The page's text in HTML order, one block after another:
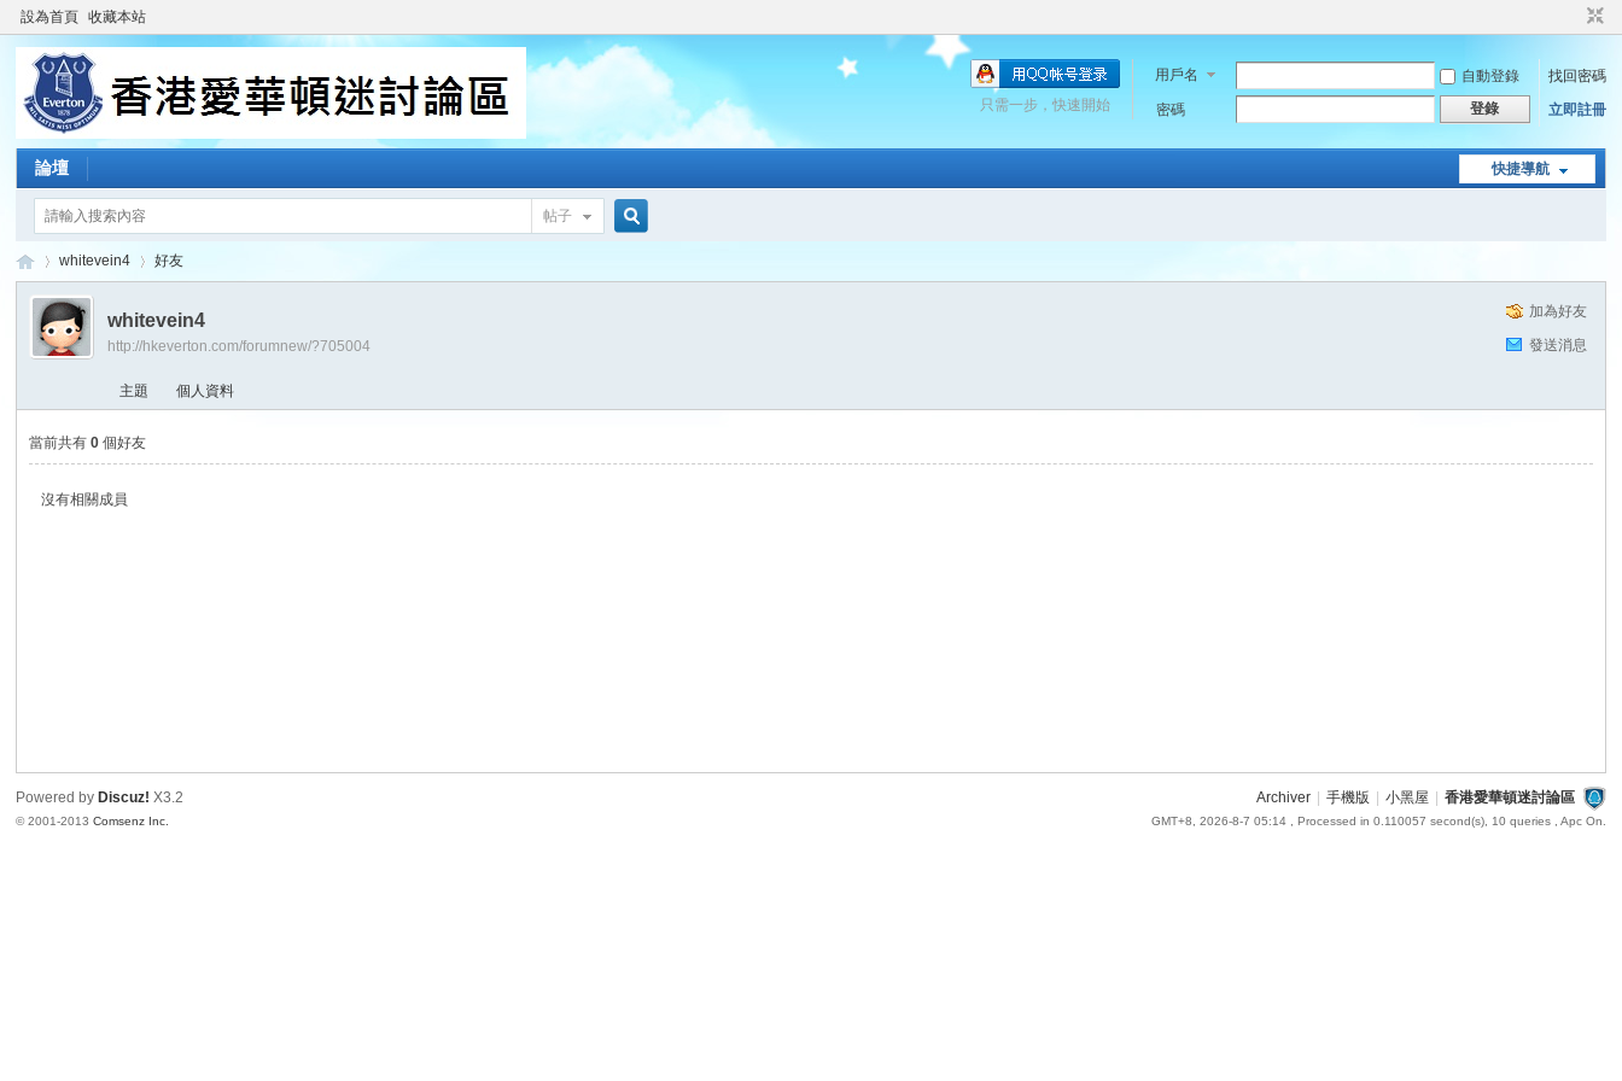
設為首頁 收藏本站
用戶名 自動登錄
找回密碼
密碼
登錄 立即註冊
只需一步，快速開始
快捷導航
論壇
帖子
›
whitevein4 好友
加為好友
發送消息
whitevein4
http://hkeverton.com/forumnew/?705004
主題 個人資料
當前共有0 個好友
沒有相關成員
Archiver 手機版 小黑屋 香港愛華頓迷討論區
GMT+8, 2026-8-7 05:14, Processed in 0.110057 second(s), 10 queries , Apc On.
Powered by Discuz! X3.2
© 2001-2013Comsenz Inc.